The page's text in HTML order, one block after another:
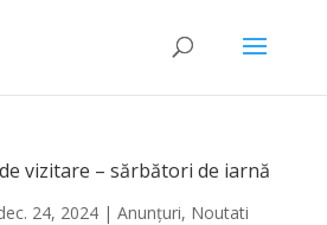
vizitare – sărbători de iarnă
24, 2024| Anunțuri, Noutati